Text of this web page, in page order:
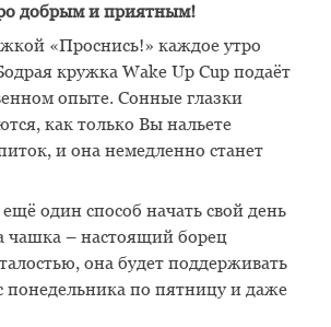
добрым и приятным!
«Проснись!» каждое утро
кружка Wake Up Cup подаёт
опыте. Сонные глазки
как только Вы нальете
и она немедленно станет
ещё один способ начать свой день
чашка – настоящий борец
она будет поддерживать
понедельника по пятницу и даже